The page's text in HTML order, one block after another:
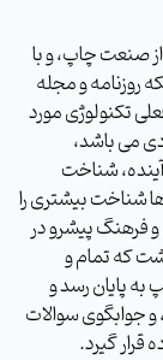
صنعت چاپ، و با
روزنامه و مجله
تکنولوژی مورد
می باشد،
شناخت
شناخت بیشتری را
فرهنگ پیشرو در
که تمام و
به پایان رسد و
و جوابگوی سوالات
قرار گیرد.